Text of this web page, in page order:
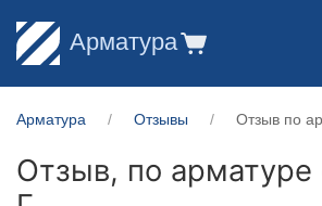
Арматура
Арматура Отзывы Отзыв по
Отзыв, по арматуре